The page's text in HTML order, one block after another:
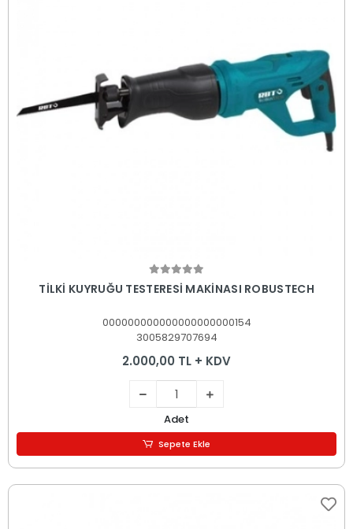
Sepete Ekle
TİLKİ KUYRUĞU TESTERESİ MAKİNASI ROBUSTECH
000000000000000000000154
3005829707694
2.000,00 TL + KDV
Adet
Sepete Ekle